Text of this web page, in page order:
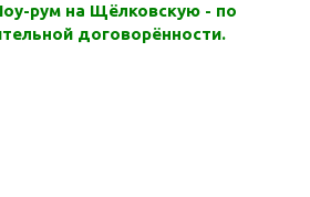
рум на Щёлковскую - по
договорённости.